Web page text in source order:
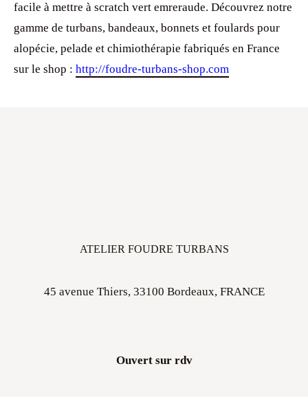
facile à mettre à scratch vert emreraude. Découvrez notre
gamme de turbans, bandeaux, bonnets et foulards pour
alopécie, pelade et chimiothérapie fabriqués en France
sur le shop : http://foudre-turbans-shop.com
ATELIER FOUDRE TURBANS
45 avenue Thiers, 33100 Bordeaux, FRANCE
Ouvert sur rdv